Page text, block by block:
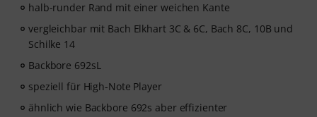
halb-runder Rand mit einer weichen Kante
vergleichbar mit Bach Elkhart 3C & 6C, Bach 8C, 10B und
Schilke 14
Backbore 692sL
speziell für High-Note Player
ähnlich wie Backbore 692s aber effizienter